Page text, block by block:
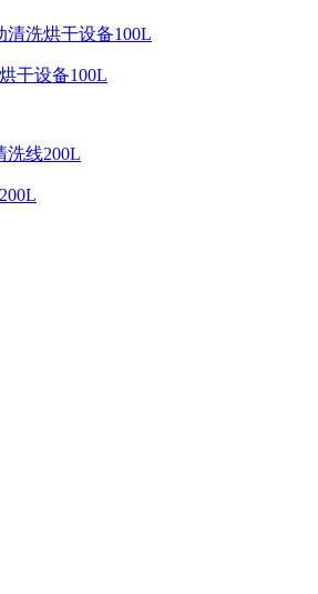
清洗烘干设备100L
干设备100L
洗线200L